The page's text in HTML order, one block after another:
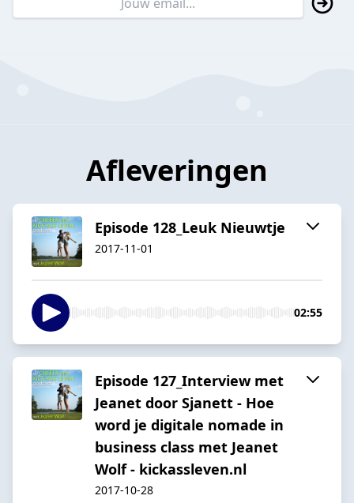
Afleveringen
Episode 128_Leuk Nieuwtje
2017-11-01
02:55
Episode 127_Interview met
Jeanet door Sjanett - Hoe
word je digitale nomade in
business class met Jeanet
Wolf - kickassleven.nl
2017-10-28